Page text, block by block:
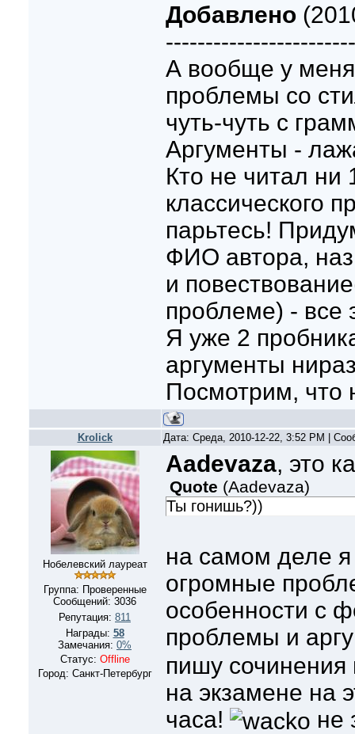
Добавлено
А вообще у
проблемы со
чуть-чуть с
Аргументы -
Кто не читал ни
классического
парьтесь!
ФИО автора,
и
проблеме) - все
Я уже 2
аргументы
Посмотрим, что
Krolick Дата: Среда, 2010-12-22, 3:52 PM |
Нобелевский лауреат
Группа: Проверенные
Сообщений: 3036
Репутация: 811
Награды: 58
Замечания: 0%
Статус: Offline
Город: Санкт-Петербург
Aadevaza, это
Quote (Aadevaza)
Ты гонишь?))
на самом деле
огромные
особенности с
проблемы и
пишу сочинения
на экзамене на
часа!
не